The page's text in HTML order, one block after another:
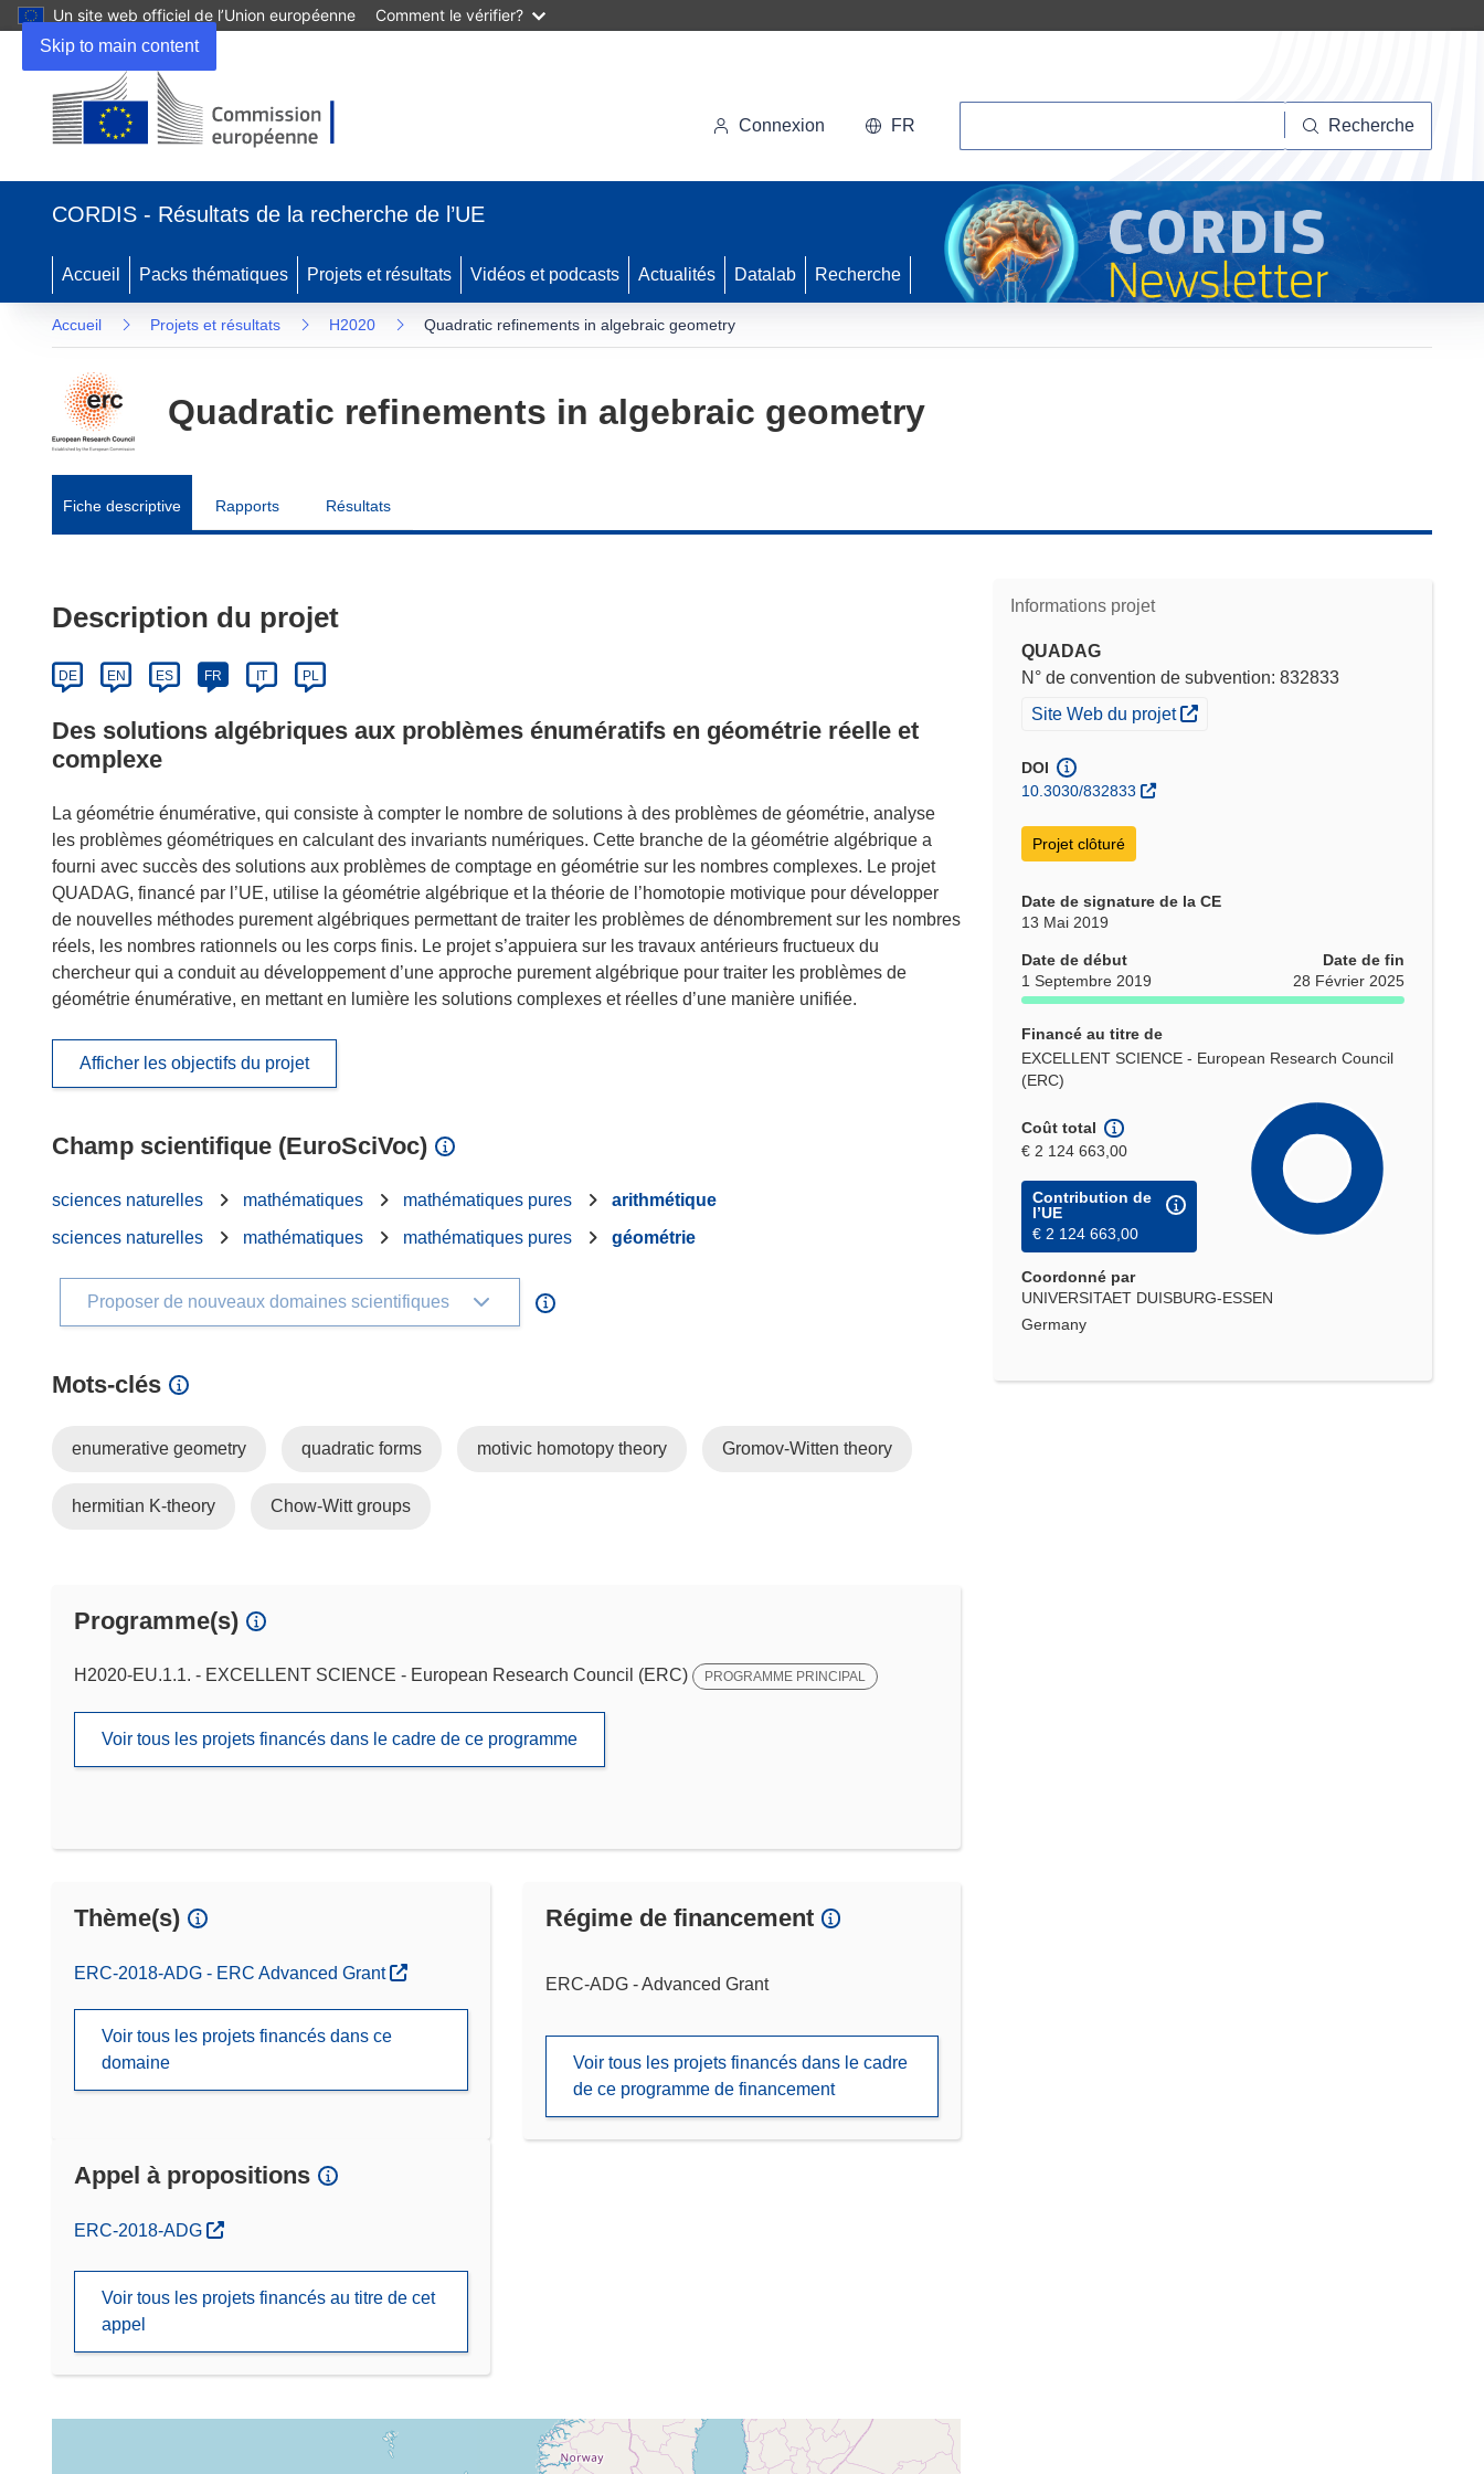
Skip to main content
Un site web officiel de l’Union européenne Comment le vérifier?
Connexion FR Recherche
CORDIS - Résultats de la recherche de l’UE
Accueil Packs thématiques Projets et résultats Vidéos et podcasts Actualités Datalab Recherche
Accueil Projets et résultats H2020 Quadratic refinements in algebraic geometry
Quadratic refinements in algebraic geometry
Fiche descriptive Rapports Résultats
Informations projet
QUADAG
N° de convention de subvention: 832833
(s’ouvre dans une nouvelle fenêtre)
Site Web du projet
DOI
10.3030/832833
Projet clôturé
Date de signature de la CE
13 Mai 2019
Date de début
1 Septembre 2019
Date de fin
28 Février 2025
Financé au titre de
EXCELLENT SCIENCE - European Research Council
(ERC)
Coût total
€ 2 124 663,00
Contribution de
l’UE
€ 2 124 663,00
Coordonné par
UNIVERSITAET DUISBURG-ESSEN
Germany
Description du projet
DE EN ES FR IT PL
Des solutions algébriques aux problèmes énumératifs en géométrie réelle et
complexe
La géométrie énumérative, qui consiste à compter le nombre de solutions à des problèmes de géométrie, analyse
les problèmes géométriques en calculant des invariants numériques. Cette branche de la géométrie algébrique a
fourni avec succès des solutions aux problèmes de comptage en géométrie sur les nombres complexes. Le projet
QUADAG, financé par l’UE, utilise la géométrie algébrique et la théorie de l’homotopie motivique pour développer
de nouvelles méthodes purement algébriques permettant de traiter les problèmes de dénombrement sur les nombres
réels, les nombres rationnels ou les corps finis. Le projet s’appuiera sur les travaux antérieurs fructueux du
chercheur qui a conduit au développement d’une approche purement algébrique pour traiter les problèmes de
géométrie énumérative, en mettant en lumière les solutions complexes et réelles d’une manière unifiée.
Afficher les objectifs du projet
Champ scientifique (EuroSciVoc)
sciences naturelles mathématiques mathématiques pures
arithmétique
sciences naturelles
mathématiques mathématiques pures géométrie
Proposer de nouveaux domaines scientifiques
Mots‑clés
enumerative geometry quadratic forms motivic homotopy theory Gromov-Witten theory
hermitian K-theory Chow-Witt groups
Programme(s)
H2020-EU.1.1. - EXCELLENT SCIENCE - European Research Council (ERC) PROGRAMME PRINCIPAL
Voir tous les projets financés dans le cadre de ce programme
Thème(s)
ERC-2018-ADG - ERC Advanced Grant
Voir tous les projets financés dans ce
domaine
Régime de financement
ERC-ADG - Advanced Grant
Voir tous les projets financés dans le cadre
de ce programme de financement
Appel à propositions
(s’ouvre dans une nouvelle fenêtre)
ERC-2018-ADG
Voir tous les projets financés au titre de cet
appel